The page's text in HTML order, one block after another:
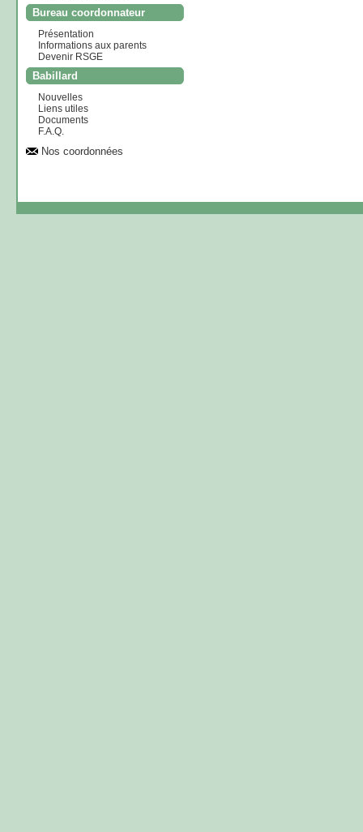
Bureau coordonnateur
Présentation
Informations aux parents
Devenir RSGE
Babillard
Nouvelles
Liens utiles
Documents
F.A.Q.
Nos coordonnées